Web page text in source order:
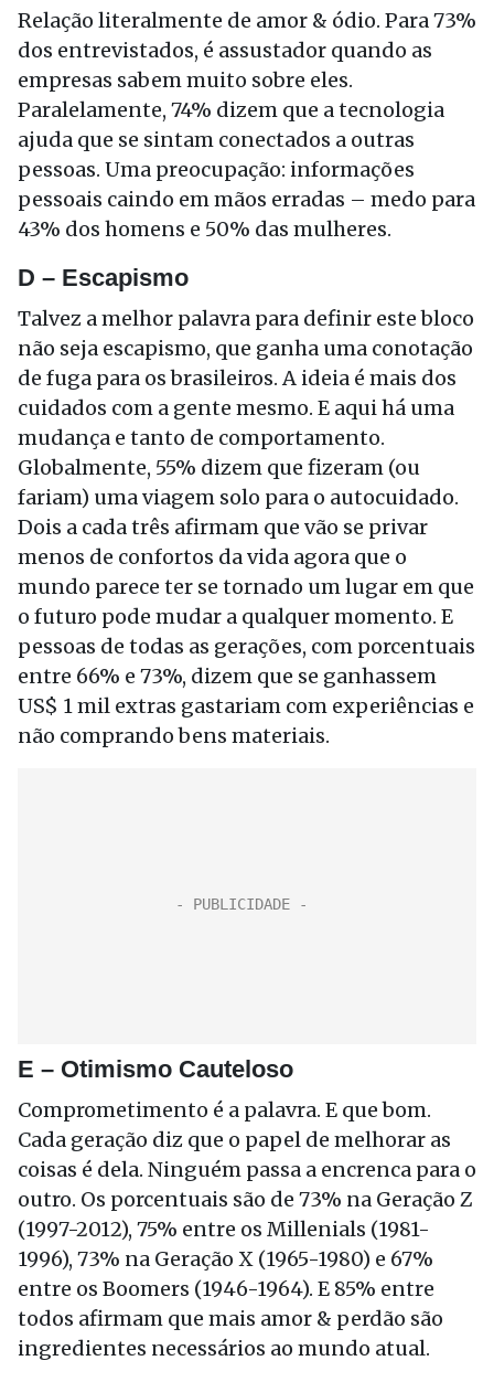
Relação literalmente de amor & ódio. Para 73%
dos entrevistados, é assustador quando as
empresas sabem muito sobre eles.
Paralelamente, 74% dizem que a tecnologia
ajuda que se sintam conectados a outras
pessoas. Uma preocupação: informações
pessoais caindo em mãos erradas – medo para
43% dos homens e 50% das mulheres.
D – Escapismo
Talvez a melhor palavra para definir este bloco
não seja escapismo, que ganha uma conotação
de fuga para os brasileiros. A ideia é mais dos
cuidados com a gente mesmo. E aqui há uma
mudança e tanto de comportamento.
Globalmente, 55% dizem que fizeram (ou
fariam) uma viagem solo para o autocuidado.
Dois a cada três afirmam que vão se privar
menos de confortos da vida agora que o
mundo parece ter se tornado um lugar em que
o futuro pode mudar a qualquer momento. E
pessoas de todas as gerações, com porcentuais
entre 66% e 73%, dizem que se ganhassem
US$ 1 mil extras gastariam com experiências e
não comprando bens materiais.
E – Otimismo Cauteloso
Comprometimento é a palavra. E que bom.
Cada geração diz que o papel de melhorar as
coisas é dela. Ninguém passa a encrenca para o
outro. Os porcentuais são de 73% na Geração Z
(1997-2012), 75% entre os Millenials (1981-
1996), 73% na Geração X (1965-1980) e 67%
entre os Boomers (1946-1964). E 85% entre
todos afirmam que mais amor & perdão são
ingredientes necessários ao mundo atual.